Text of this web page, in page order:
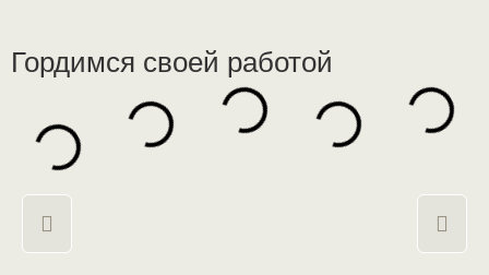
Гордимся своей работой